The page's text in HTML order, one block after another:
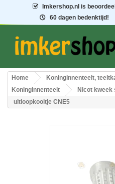
Imkershop.nl is
60 dagen bedenktijd!
Home
Koninginnenteelt,
Koninginnenteelt
Nicot kweek
uitloopkooitje CNE5